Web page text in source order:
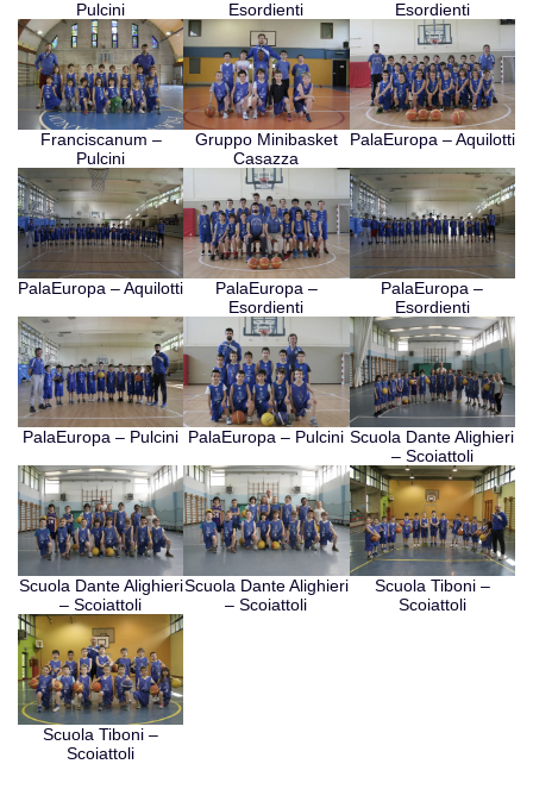
Pulcini
Esordienti
Esordienti
Franciscanum –
Pulcini
Gruppo Minibasket
Casazza
PalaEuropa – Aquilotti
PalaEuropa – Aquilotti
PalaEuropa –
Esordienti
PalaEuropa –
Esordienti
PalaEuropa – Pulcini PalaEuropa – Pulcini Scuola Dante Alighieri
– Scoiattoli
Scuola Dante Alighieri
– Scoiattoli
Scuola Dante Alighieri
– Scoiattoli
Scuola Tiboni –
Scoiattoli
Scuola Tiboni –
Scoiattoli